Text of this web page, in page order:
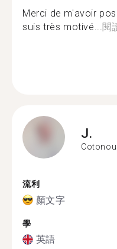
Merci de m'avoir
suis très motivé...閱
J.
Cotonou
流利
顏文字
學
英語